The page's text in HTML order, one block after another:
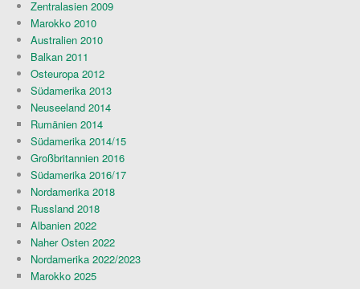
Zentralasien 2009
Marokko 2010
Australien 2010
Balkan 2011
Osteuropa 2012
Südamerika 2013
Neuseeland 2014
Rumänien 2014
Südamerika 2014/15
Großbritannien 2016
Südamerika 2016/17
Nordamerika 2018
Russland 2018
Albanien 2022
Naher Osten 2022
Nordamerika 2022/2023
Marokko 2025